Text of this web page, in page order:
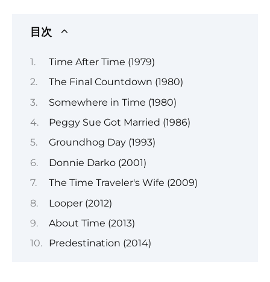
目次
Time After Time (1979)
The Final Countdown (1980)
Somewhere in Time (1980)
Peggy Sue Got Married (1986)
Groundhog Day (1993)
Donnie Darko (2001)
The Time Traveler's Wife (2009)
Looper (2012)
About Time (2013)
Predestination (2014)